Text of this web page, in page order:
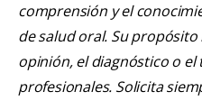
comprensión y el
de salud oral. Su
opinión, el diagnóstico o
profesionales. Solicita